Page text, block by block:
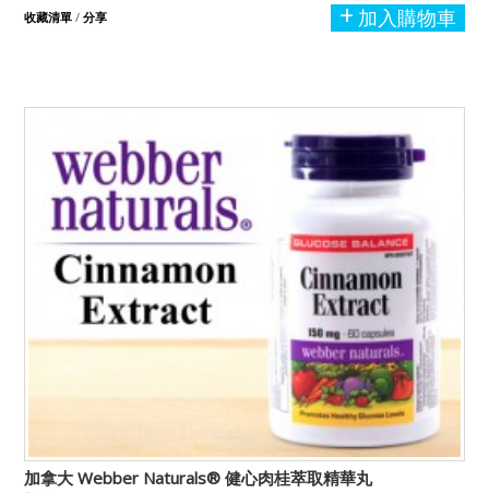
加入購物車
收藏清單 / 分享
加拿大 Webber Naturals® 健心肉桂萃取精華丸